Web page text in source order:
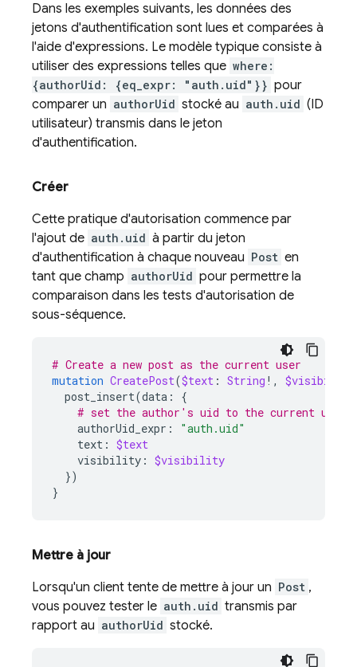
Dans les exemples suivants, les données des
jetons d'authentification sont lues et comparées à
l'aide d'expressions. Le modèle typique consiste à
utiliser des expressions telles que where:
{authorUid: {eq_expr: "auth.uid"}} pour
comparer un authorUid stocké au auth.uid (ID
utilisateur) transmis dans le jeton
d'authentification.
Créer
Cette pratique d'autorisation commence par
l'ajout de auth.uid à partir du jeton
d'authentification à chaque nouveau Post en
tant que champ authorUid pour permettre la
comparaison dans les tests d'autorisation de
sous-séquence.
# Create a new post as the current user
mutation CreatePost($text : String !, $visibility
post_insert(data :
{
# set the author's uid to the current user
authorUid_expr :
"auth.uid"
text : $text
visibility : $visibility
})
}
Mettre à jour
Lorsqu'un client tente de mettre à jour un Post ,
vous pouvez tester le auth.uid transmis par
rapport au authorUid stocké.